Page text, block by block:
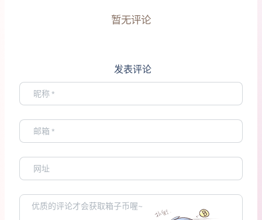
暂无评论
发表评论